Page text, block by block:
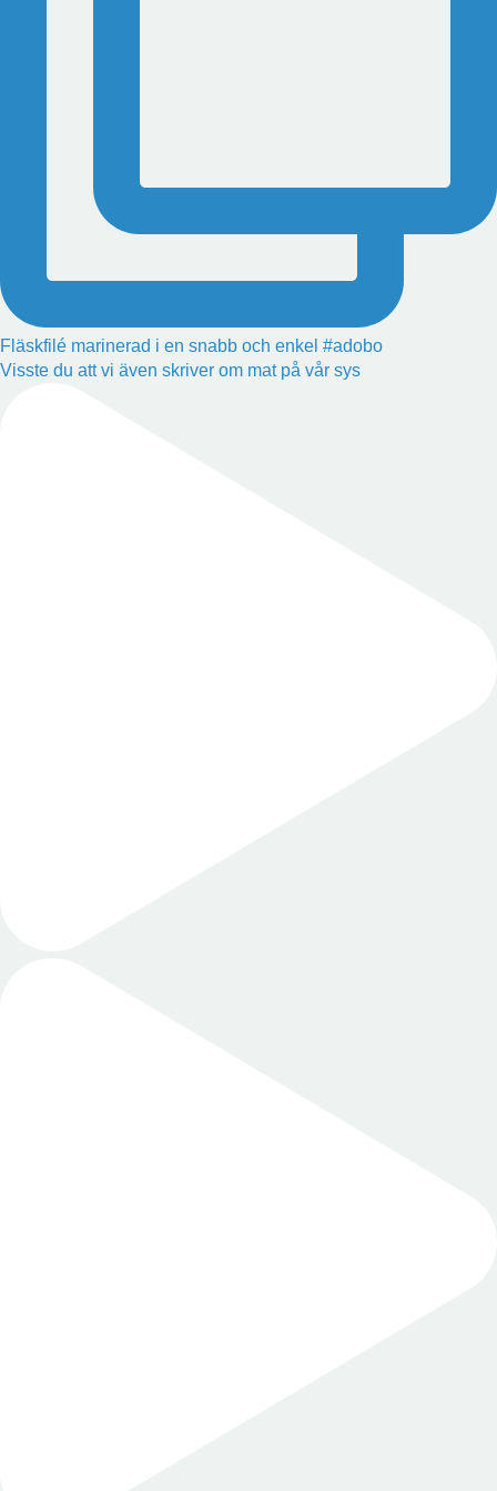
Fläskfilé marinerad i en snabb och enkel #adobo
Visste du att vi även skriver om mat på vår sys